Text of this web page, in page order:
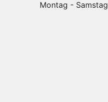
Montag - Samstag